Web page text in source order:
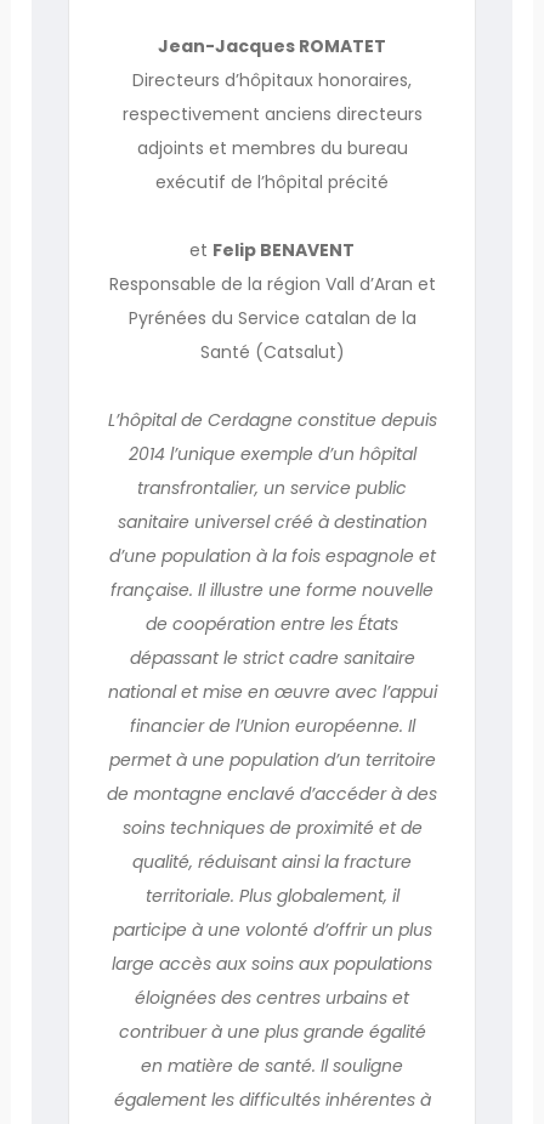
Jean-Jacques ROMATET
Directeurs d’hôpitaux honoraires,
respectivement anciens directeurs
adjoints et membres du bureau
exécutif de l’hôpital précité
et Felip BENAVENT
Responsable de la région Vall d’Aran et
Pyrénées du Service catalan de la
Santé (Catsalut)
L’hôpital de Cerdagne constitue depuis
2014 l’unique exemple d’un hôpital
transfrontalier, un service public
sanitaire universel créé à destination
d’une population à la fois espagnole et
française. Il illustre une forme nouvelle
de coopération entre les États
dépassant le strict cadre sanitaire
national et mise en œuvre avec l’appui
financier de l’Union européenne. Il
permet à une population d’un territoire
de montagne enclavé d’accéder à des
soins techniques de proximité et de
qualité, réduisant ainsi la fracture
territoriale. Plus globalement, il
participe à une volonté d’offrir un plus
large accès aux soins aux populations
éloignées des centres urbains et
contribuer à une plus grande égalité
en matière de santé. Il souligne
également les difficultés inhérentes à